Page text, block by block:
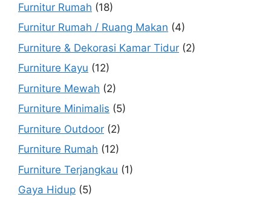
Furnitur Rumah (18)
Furnitur Rumah / Ruang Makan (4)
Furniture & Dekorasi Kamar Tidur (2)
Furniture Kayu (12)
Furniture Mewah (2)
Furniture Minimalis (5)
Furniture Outdoor (2)
Furniture Rumah (12)
Furniture Terjangkau (1)
Gaya Hidup (5)